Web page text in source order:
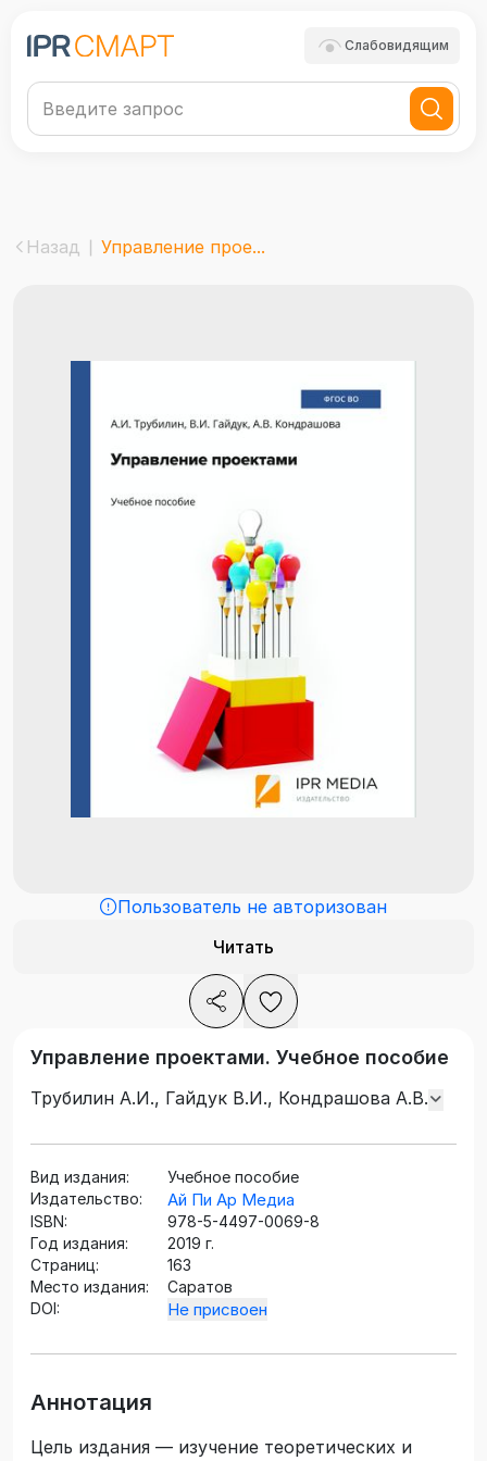
Слабовидящим
Назад Управление прое...
Пользователь не авторизован
Читать
Управление проектами. Учебное пособие
Трубилин А.И., Гайдук В.И., Кондрашова А.В.
Вид издания:
Учебное пособие
Издательство:
Ай Пи Ар Медиа
ISBN:
978-5-4497-0069-8
Год издания:
2019 г.
Страниц:
163
Место издания:
Саратов
DOI:
Не присвоен
Аннотация
Цель издания — изучение теоретических и